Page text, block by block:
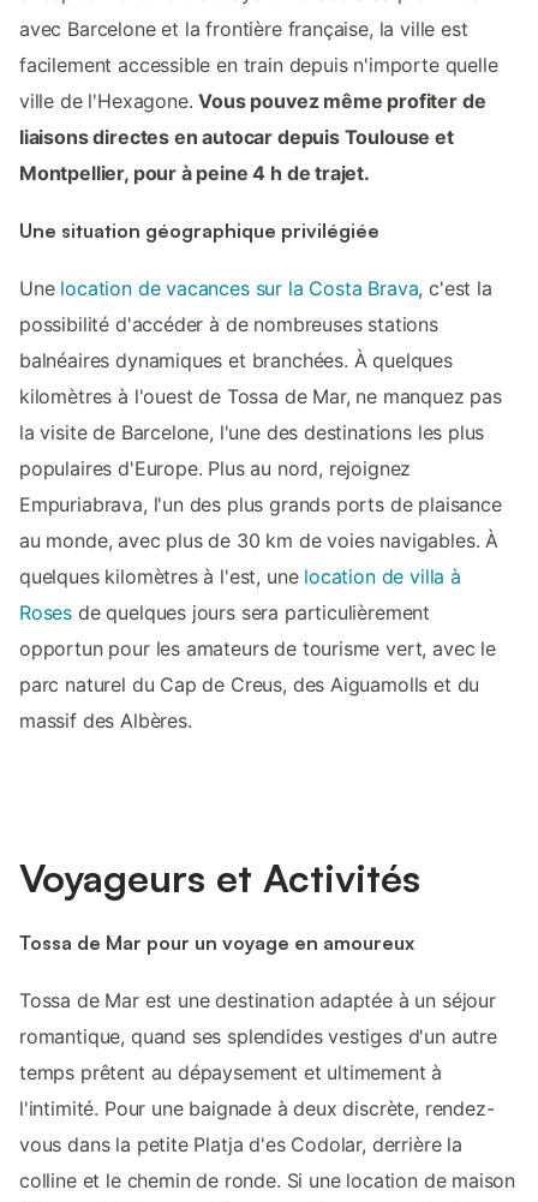
avec Barcelone et la frontière française, la ville est
facilement accessible en train depuis n'importe quelle
ville de l'Hexagone.Vous pouvez même profiter de
liaisons directes en autocar depuis Toulouse et
Montpellier, pour à peine 4 h de trajet.
Une situation géographique privilégiée
Une location de vacances sur la Costa Brava, c'est la
possibilité d'accéder à de nombreuses stations
balnéaires dynamiques et branchées. À quelques
kilomètres à l'ouest de Tossa de Mar, ne manquez pas
la visite de Barcelone, l'une des destinations les plus
populaires d'Europe. Plus au nord, rejoignez
Empuriabrava, l'un des plus grands ports de plaisance
au monde, avec plus de 30 km de voies navigables. À
quelques kilomètres à l'est, une location de villa à
Roses de quelques jours sera particulièrement
opportun pour les amateurs de tourisme vert, avec le
parc naturel du Cap de Creus, des Aiguamolls et du
massif des Albères.
Voyageurs et Activités
Tossa de Mar pour un voyage en amoureux
Tossa de Mar est une destination adaptée à un séjour
romantique, quand ses splendides vestiges d'un autre
temps prêtent au dépaysement et ultimement à
l'intimité. Pour une baignade à deux discrète, rendez-
vous dans la petite Platja d'es Codolar, derrière la
colline et le chemin de ronde. Si une location de maison